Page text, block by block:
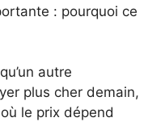
: pourquoi ce
autre
plus cher demain,
le prix dépend